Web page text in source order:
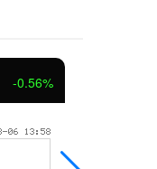
-4.85